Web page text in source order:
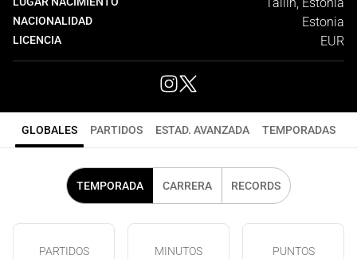
NACIONALIDAD Estonia
LICENCIA EUR
GLOBALES PARTIDOS ESTAD. AVANZADA TEMPORADAS
TEMPORADA CARRERA RECORDS
PARTIDOS MINUTOS PUNTOS